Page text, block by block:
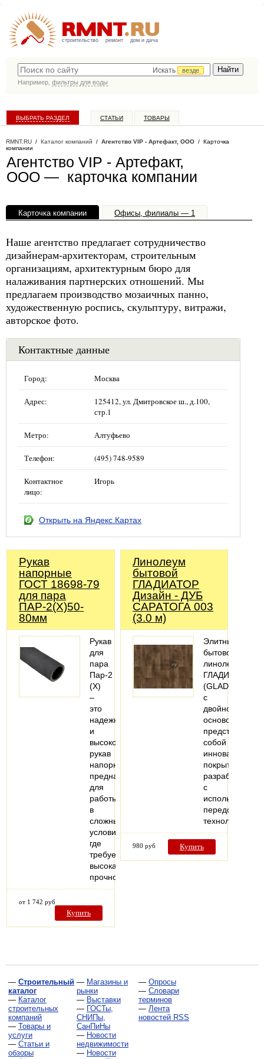
строительство ремонт дом и дача
Искать
везде
Например, фильтры для воды
ВЫБРАТЬ РАЗДЕЛ СТАТЬИ ТОВАРЫ
RMNT.RU / Каталог компаний / Агентство VIP - Артефакт, ООО / Карточка
компании
Агентство VIP - Артефакт,
ООО — карточка компании
Карточка компании Офисы, филиалы — 1
Наше агентство предлагает сотрудничество
дизайнерам-архитекторам, строительным
организациям, архитектурным бюро для
налаживания партнерских отношений. Мы
предлагаем производство мозаичных панно,
художественную роспись, скульптуру, витражи,
авторское фото.
Контактные данные
Город: Москва
Адрес:
125412, ул. Дмитровское ш., д.100,
стр.1
Метро: Алтуфьево
Телефон: (495) 748-9589
Контактное
лицо:
Игорь
Открыть на Яндекс.Картах
Рукав
напорные
ГОСТ 18698-79
для пара
ПАР-2(Х)50-
80мм
Рукав
для
пара
Пар-2
(X)
–
это
надежный
и
высококачественный
рукав
напорный,
предназначенный
для
работы
в
сложных
условиях,
где
требуется
высокая
прочность…
от 1 742 руб
Купить
Линолеум
бытовой
ГЛАДИАТОР
Дизайн - ДУБ
САРАТОГА 003
(3.0 м)
Элитный
бытовой
линолеум
ГЛАДИАТОР
(GLADIATOR)
с
двойной
основой
представляет
собой
инновационное
покрытие,
разработанное
с
передовых
технологий…
980 руб Купить
— Строительный
каталог
— Каталог
строительных
компаний
— Товары и
услуги
— Статьи и
обзоры
— Магазины и
рынки
— Выставки
— ГОСТы,
СНИПы,
СанПиНы
— Новости
недвижимости
— Новости
— Опросы
— Словари
терминов
— Лента
новостей RSS